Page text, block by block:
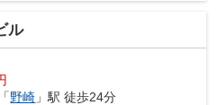
ル
「野崎 」駅 徒歩24分